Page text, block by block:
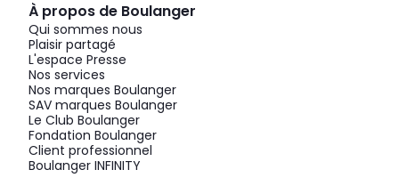
À propos de Boulanger
Qui sommes nous
Plaisir partagé
L'espace Presse
Nos services
Nos marques Boulanger
SAV marques Boulanger
Le Club Boulanger
Fondation Boulanger
Client professionnel
Boulanger INFINITY